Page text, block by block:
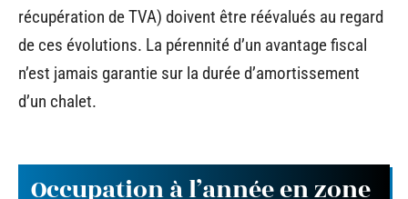
récupération de TVA) doivent être réévalués au regard
de ces évolutions. La pérennité d’un avantage fiscal
n’est jamais garantie sur la durée d’amortissement
d’un chalet.
Occupation à l’année en zone